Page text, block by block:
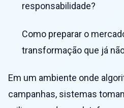
responsabilidade?
Como preparar o
transformação que já
Em um ambiente onde
campanhas, sistemas